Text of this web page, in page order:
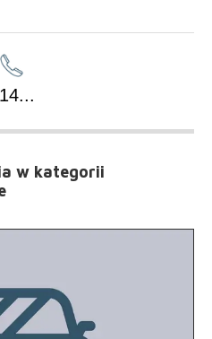
...
w kategorii